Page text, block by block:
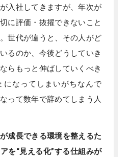
入社してきますが、年次が
に評価・抜擢できないこと
世代が違うと、その人がど
るのか、今後どうしていき
らもっと伸ばしていくべき
なってしまいがちなんで
って数年で辞めてしまう人
成長できる環境を整えるた
を“見える化”する仕組みが